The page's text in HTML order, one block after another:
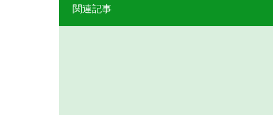
関連記事